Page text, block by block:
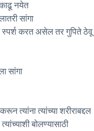
काढू नयेत
सांगा
स्पर्श करत असेल तर गुपिते ठेवू
सांगा
त्यांना त्यांच्या शरीराबद्दल
बोलण्यासाठी